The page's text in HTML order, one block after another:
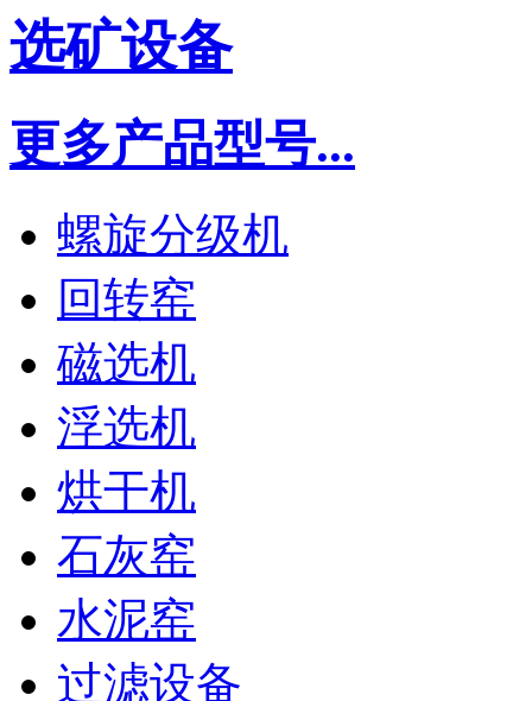
选矿设备
更多产品型号...
螺旋分级机
回转窑
磁选机
浮选机
烘干机
石灰窑
水泥窑
过滤设备